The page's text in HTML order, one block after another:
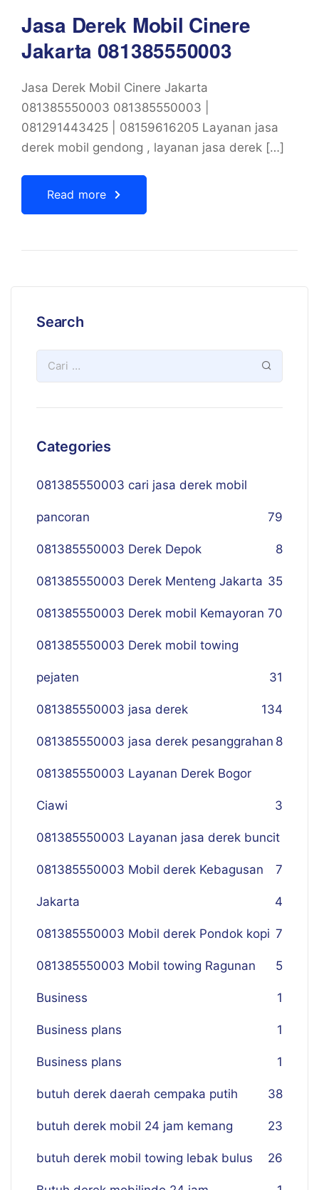
Jasa Derek Mobil Cinere
Jakarta 081385550003
Jasa Derek Mobil Cinere Jakarta
081385550003 081385550003 |
081291443425 | 08159616205 Layanan jasa
derek mobil gendong , layanan jasa derek […]
Read more
Search
Categories
081385550003 cari jasa derek mobil
pancoran 79
081385550003 Derek Depok 8
081385550003 Derek Menteng Jakarta 35
081385550003 Derek mobil Kemayoran 70
081385550003 Derek mobil towing
pejaten 31
081385550003 jasa derek 134
081385550003 jasa derek pesanggrahan 8
081385550003 Layanan Derek Bogor
Ciawi 3
081385550003 Layanan jasa derek buncit
7
081385550003 Mobil derek Kebagusan
Jakarta 4
081385550003 Mobil derek Pondok kopi 7
081385550003 Mobil towing Ragunan 5
Business 1
Business plans 1
Business plans 1
butuh derek daerah cempaka putih 38
butuh derek mobil 24 jam kemang 23
butuh derek mobil towing lebak bulus 26